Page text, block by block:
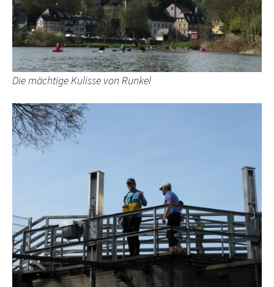
Die mächtige Kulisse von Runkel